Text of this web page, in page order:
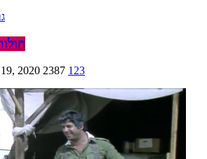
18.
2020 2387 123